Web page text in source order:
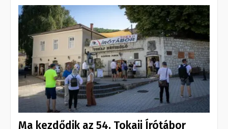
Ma kezdődik az 54. Tokaji Írótábor